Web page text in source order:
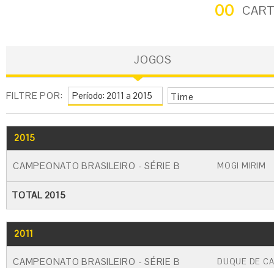
00
JOGOS
FILTRE POR: Time
2015
CAMPEONATO BRASILEIRO - SÉRIE B MOGI MIRIM
TOTAL 2015
2011
CAMPEONATO BRASILEIRO - SÉRIE B DUQUE DE